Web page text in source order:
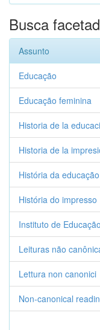
Busca
Assunto
Educação
Educação feminina
Historia de la
Historia de la
História da
História do impresso
Instituto de
Leituras não
Lettura non canonici
Non-canonical